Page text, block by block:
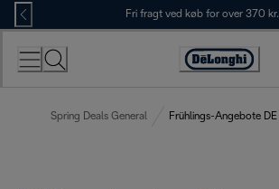
Skip
to
Content
Fri fragt ved køb for over 370 kr.
Accessibility
Spring Deals General Frühlings-Angebote DE